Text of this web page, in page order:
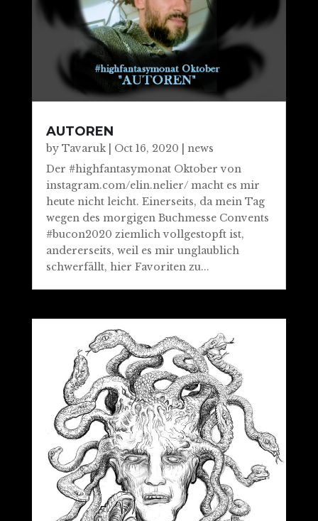
AUTOREN
by Tavaruk| Oct 16, 2020
news
Der #highfantasymonat Oktober von
instagram.com/elin.nelier/ macht es mir
heute nicht leicht. Einerseits, da mein Tag
wegen des morgigen Buchmesse Convents
#bucon2020 ziemlich vollgestopft ist,
andererseits, weil es mir unglaublich
schwerfällt, hier Favoriten zu...